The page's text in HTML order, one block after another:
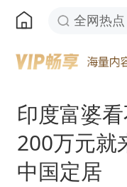
全网热
印度富婆
200万元就
中国定居